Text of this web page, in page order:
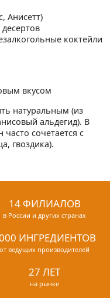
Анисетт)
коктейли
вкусом
натуральным (из
альдегид). В
сочетается с
гвоздика).
14 ФИЛИАЛОВ
в России и других странах
ИНГРЕДИЕНТОВ
от ведущих производителей
27 ЛЕТ
на рынке